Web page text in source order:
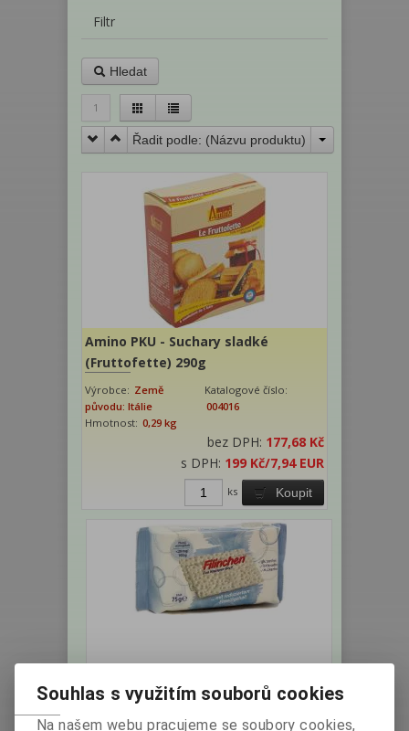
Filtr
Hledat
1
Řadit podle: (Názvu produktu)
Amino PKU - Suchary sladké
(Fruttofette) 290g
Výrobce: Země
původu: Itálie
Katalogové číslo:
004016
Hmotnost: 0,29 kg
bez DPH: 177,68 Kč
s DPH: 199 Kč/7,94 EUR
Koupit
ks
Knackebrot Filinchen PKU 75g
Souhlas s využitím souborů cookies
Na našem webu pracujeme se soubory cookies,